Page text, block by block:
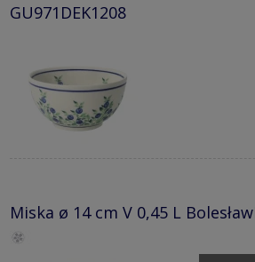
GU971DEK1208
Miska ø 14 cm V 0,45 L